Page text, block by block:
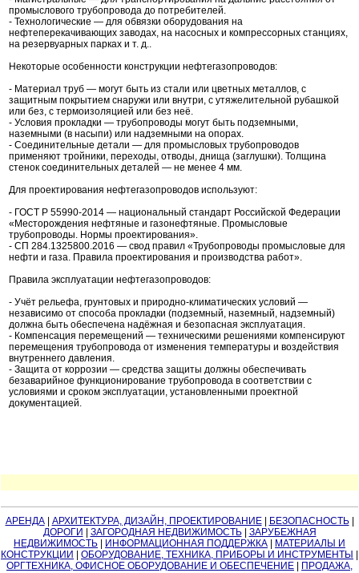
промыслового трубопровода до потребителей.
- Технологические — для обвязки оборудования на
нефтеперекачивающих заводах, на насосных и компрессорных станциях,
на резервуарных парках и т. д..
Некоторые особенности конструкции нефтегазопроводов:
- Материал труб — могут быть из стали или цветных металлов, с
защитным покрытием снаружи или внутри, с утяжелительной рубашкой
или без, с термоизоляцией или без неё.
- Условия прокладки — трубопроводы могут быть подземными,
наземными (в насыпи) или надземными на опорах.
- Соединительные детали — для промысловых трубопроводов
применяют тройники, переходы, отводы, днища (заглушки). Толщина
стенок соединительных деталей — не менее 4 мм.
Для проектирования нефтегазопроводов используют:
- ГОСТ Р 55990-2014 — национальный стандарт Российской Федерации
«Месторождения нефтяные и газонефтяные. Промысловые
трубопроводы. Нормы проектирования».
- СП 284.1325800.2016 — свод правил «Трубопроводы промысловые для
нефти и газа. Правила проектирования и производства работ».
Правила эксплуатации нефтегазопроводов:
- Учёт рельефа, грунтовых и природно-климатических условий —
независимо от способа прокладки (подземный, наземный, надземный)
должна быть обеспечена надёжная и безопасная эксплуатация.
- Компенсация перемещений — техническими решениями компенсируют
перемещения трубопровода от изменения температуры и воздействия
внутреннего давления.
- Защита от коррозии — средства защиты должны обеспечивать
безаварийное функционирование трубопровода в соответствии с
условиями и сроком эксплуатации, установленными проектной
документацией.
АРЕНДА| АРХИТЕКТУРА, ДИЗАЙН, ПРОЕКТИРОВАНИЕ| БЕЗОПАСНОСТЬ|
ДОРОГИ
ЗАГОРОДНАЯ НЕДВИЖИМОСТЬ| ЗАРУБЕЖНАЯ
НЕДВИЖИМОСТЬ
ИНФОРМАЦИОННАЯ ПОДДЕРЖКА
МАТЕРИАЛЫ И
КОНСТРУКЦИИ
ОБОРУДОВАНИЕ, ТЕХНИКА, ПРИБОРЫ И ИНСТРУМЕНТЫ
ОРГТЕХНИКА, ОФИСНОЕ ОБОРУДОВАНИЕ И ОБЕСПЕЧЕНИЕ
ПРОДАЖА,